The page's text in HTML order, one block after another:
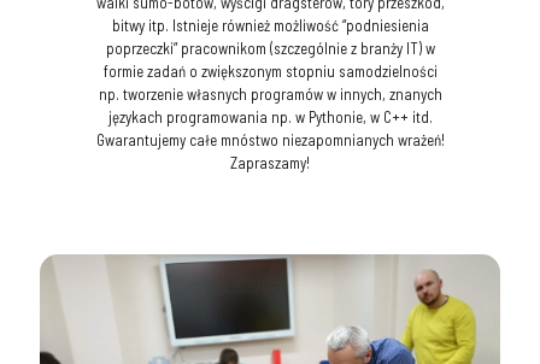
bitwy itp. Istnieje również możliwość “podniesienia
poprzeczki” pracownikom (szczególnie z branży IT) w
formie zadań o zwiększonym stopniu samodzielności
np. tworzenie własnych programów w innych, znanych
językach programowania np. w Pythonie, w C++ itd.
Gwarantujemy całe mnóstwo niezapomnianych wrażeń!
Zapraszamy!